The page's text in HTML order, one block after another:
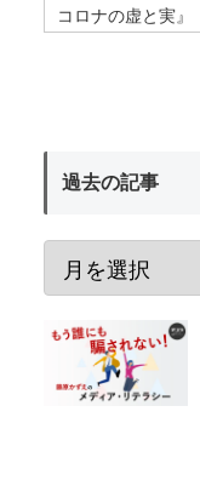
コロナの虚と実』
過去の記事